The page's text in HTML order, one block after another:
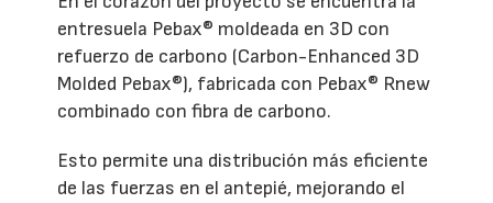
entresuela Pebax® moldeada en 3D con
refuerzo de carbono (Carbon-Enhanced 3D
Molded Pebax®), fabricada con Pebax® Rnew
combinado con fibra de carbono.
Esto permite una distribución más eficiente
de las fuerzas en el antepié, mejorando el